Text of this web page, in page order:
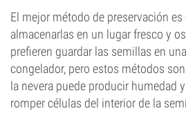
El mejor método de preservación
almacenarlas en un lugar fresco y
prefieren guardar las semillas en
congelador, pero estos métodos
la nevera puede producir humedad
romper células del interior de la